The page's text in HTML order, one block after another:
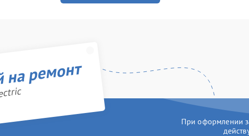
ремонт
При оформлении